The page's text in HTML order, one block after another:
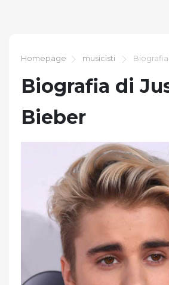
Homepage musicisti
Biografia di
Bieber